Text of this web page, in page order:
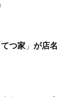
てつ家 」 が店名